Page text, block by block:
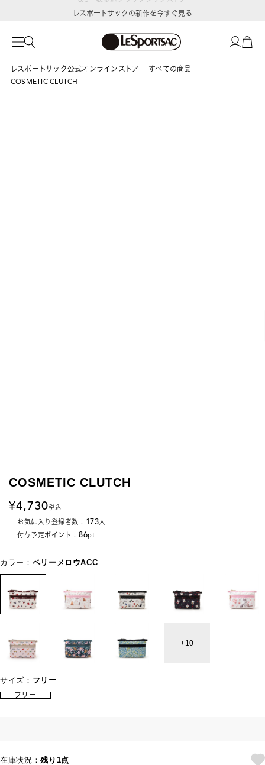
レスポートサックの新作を今すぐ見る
レスポートサック公式オンラインストア
すべての商品
COSMETIC CLUTCH
COSMETIC CLUTCH
4,730税込
お気に入り登録者数： 173人
付与予定ポイント： 86pt
カラー： ベリーメロウACC
10
サイズ： フリー
フリー
在庫状況：残り1点